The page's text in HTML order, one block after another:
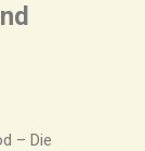
– Die